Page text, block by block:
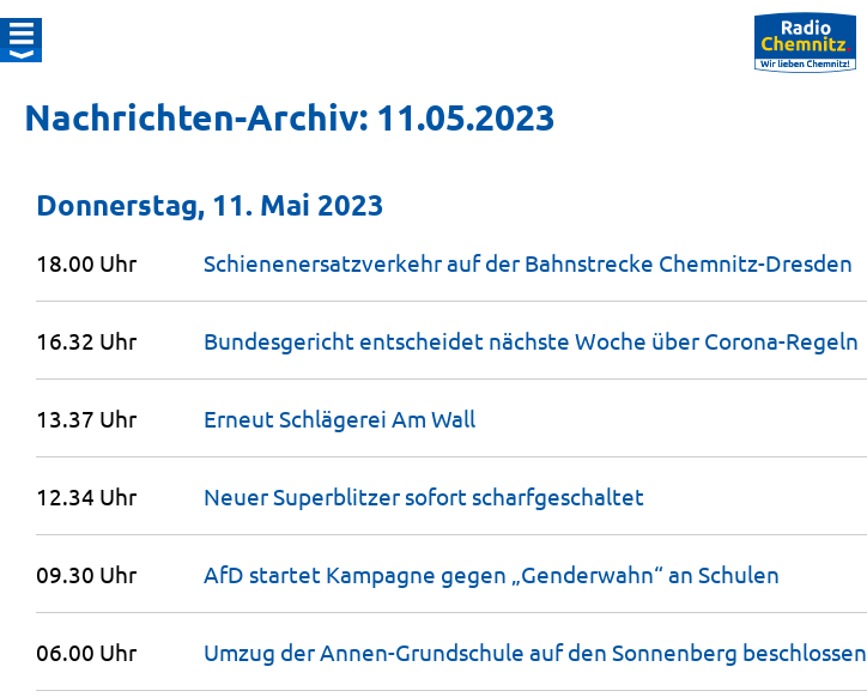
Nachrichten-Archiv: 11.05.2023
Donnerstag, 11. Mai 2023
18.00 Uhr Schienenersatzverkehr auf der Bahnstrecke Chemnitz-Dresden
16.32 Uhr Bundesgericht entscheidet nächste Woche über Corona-Regeln
13.37 Uhr Erneut Schlägerei Am Wall
12.34 Uhr Neuer Superblitzer sofort scharfgeschaltet
09.30 Uhr AfD startet Kampagne gegen „Genderwahn“ an Schulen
06.00 Uhr Umzug der Annen-Grundschule auf den Sonnenberg beschlossen